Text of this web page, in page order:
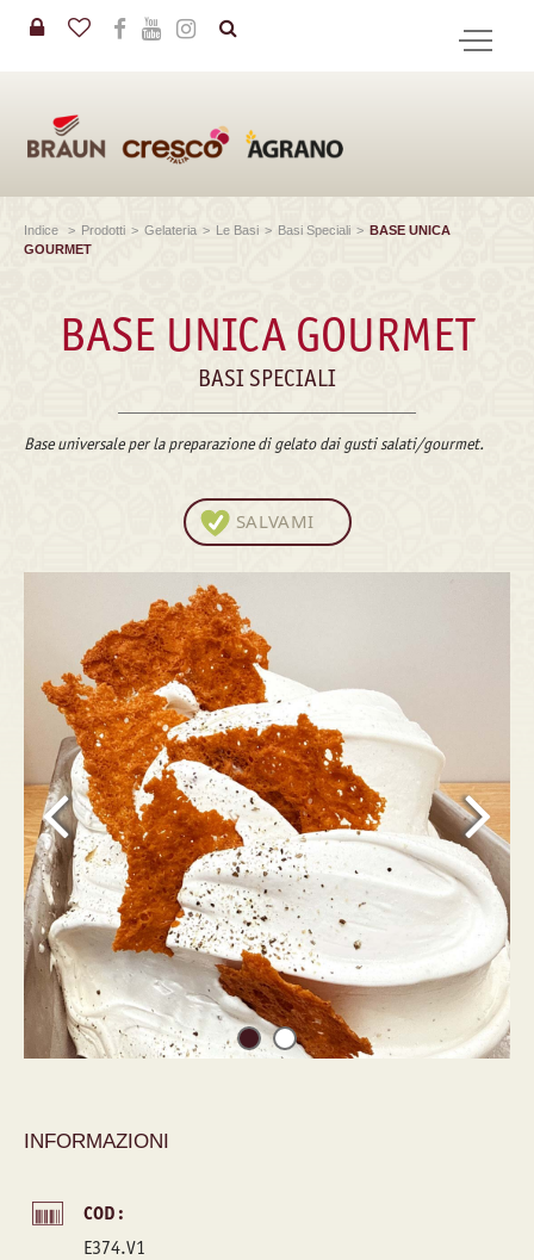
Indice > Prodotti > Gelateria > Le Basi > Basi Speciali > BASE UNICA
GOURMET
BASE UNICA GOURMET
BASI SPECIALI
Base universale per la preparazione di gelato dai gusti salati/gourmet.
SALVAMI
INFORMAZIONI
COD :
E374.V1